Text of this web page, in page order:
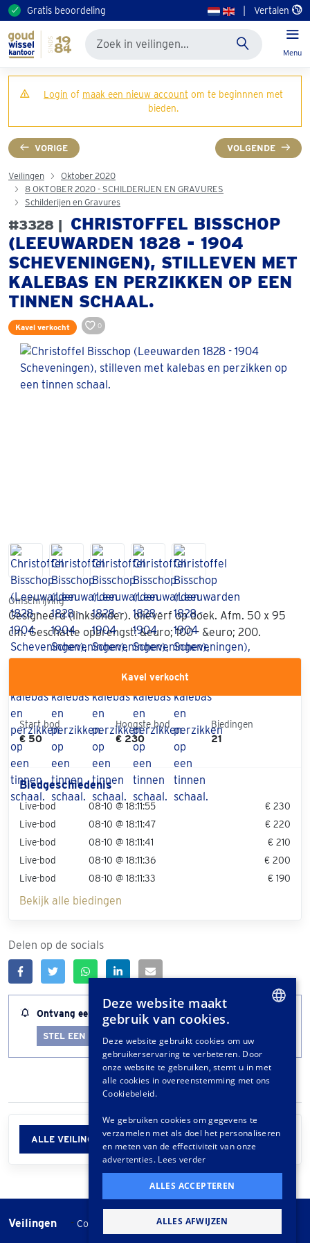
Gratis beoordeling Vertalen
Menu
Login of maak een nieuw account om te beginnnen met
bieden.
VORIGE VOLGENDE
Veilingen
Oktober 2020
8 OKTOBER 2020 - SCHILDERIJEN EN GRAVURES
Schilderijen en Gravures
#3328 |
CHRISTOFFEL BISSCHOP
(LEEUWARDEN 1828 - 1904
SCHEVENINGEN), STILLEVEN MET
KALEBAS EN PERZIKKEN OP EEN
TINNEN SCHAAL.
Kavel verkocht 0
Omschrijving
Gesigneerd (linksonder). olieverf op doek. Afm. 50 x 95
cm. Geschatte opbrengst: &euro; 100 - &euro; 200.
Kavel verkocht
Start bod
€ 50
Hoogste bod
€ 230
Biedingen
21
Biedgeschiedenis
Live-bod 08-10 @ 18:11:55
€ 230
Live-bod
08-10 @ 18:11:47
€ 220
Live-bod
08-10 @ 18:11:41
€ 210
Live-bod
08-10 @ 18:11:36
€ 200
Live-bod
08-10 @ 18:11:33 € 190
Bekijk alle biedingen
Delen op de socials
Ontvang een melding wanneer dit kavel bijna afloopt
STEL EEN LOTALERT IN
ALLE VEILINGINFORMATIE
Veilingen - Cookie instellingen Veilingvoorwaarden
GERMAN
FRENCH
Deze website maakt
gebruik van cookies.
Deze website gebruikt cookies om uw
gebruikerservaring te verbeteren. Door
onze website te gebruiken, stemt u in met
alle cookies in overeenstemming met ons
Cookiebeleid.
We gebruiken cookies om gegevens te
verzamelen met als doel het personaliseren
en meten van de effectiviteit van onze
advertenties. Lees verder
ALLES ACCEPTEREN
ALLES AFWIJZEN